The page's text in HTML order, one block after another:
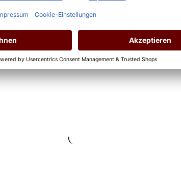
Preise inkl. MwSt. zzgl. Versandkosten